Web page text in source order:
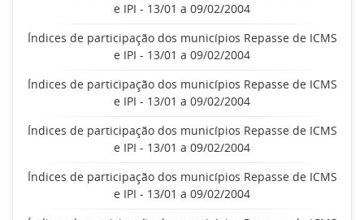
e IPI - 13/01 a 09/02/2004
Índices de participação dos municípios Repasse de ICMS
e IPI - 13/01 a 09/02/2004
Índices de participação dos municípios Repasse de ICMS
e IPI - 13/01 a 09/02/2004
Índices de participação dos municípios Repasse de ICMS
e IPI - 13/01 a 09/02/2004
Índices de participação dos municípios Repasse de ICMS
e IPI - 13/01 a 09/02/2004